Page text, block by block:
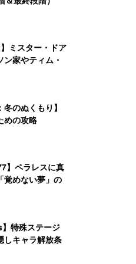
ミスター・ドア
家やティム・
冬のぬくもり】
めの攻略
】ペラレスに真
覚めない夢」の
特殊ステージ
しキャラ解放条